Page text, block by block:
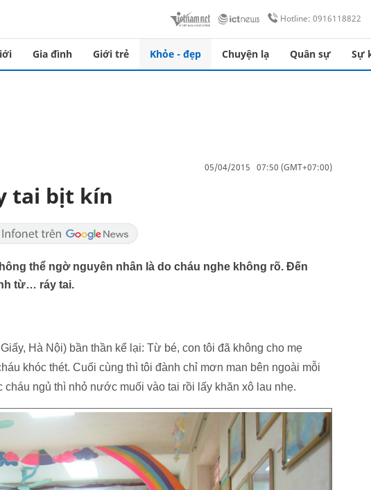
Hotline: 0916118822
Gia đình Giới trẻ Khỏe - đẹp Chuyện lạ Quân sự Sự
05/04/2015 07:50 (GMT+07:00)
tai bịt kín
thể ngờ nguyên nhân là do cháu nghe không rõ. Đến
từ… ráy tai.
Hà Nội) bần thần kể lại: Từ bé, con tôi đã không cho mẹ
khóc thét. Cuối cùng thì tôi đành chỉ mơn man bên ngoài mỗi
ngủ thì nhỏ nước muối vào tai rồi lấy khăn xô lau nhẹ.